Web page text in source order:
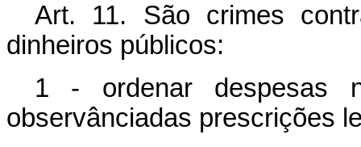
Art. 11. São crimes
dinheiros públicos:
1 - ordenar despesas
observânciadas prescrições